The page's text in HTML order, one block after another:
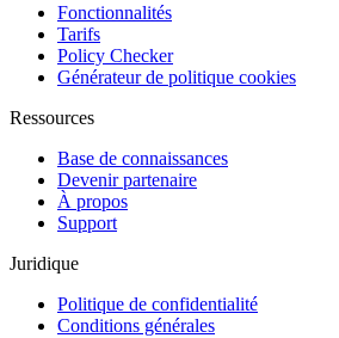
Fonctionnalités
Tarifs
Policy Checker
Générateur de politique cookies
Ressources
Base de connaissances
Devenir partenaire
À propos
Support
Juridique
Politique de confidentialité
Conditions générales